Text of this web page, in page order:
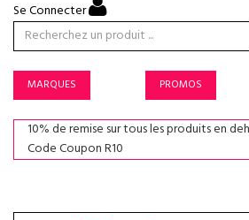
Se Connecter
MARQUES PROMOS
10% de remise sur tous les produits en
Code Coupon R10